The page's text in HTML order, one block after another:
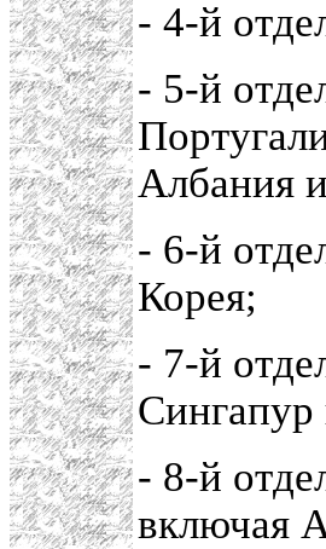
- 4-й
- 5-й
Албания
- 6-й
Корея;
- 7-й
- 8-й
включая